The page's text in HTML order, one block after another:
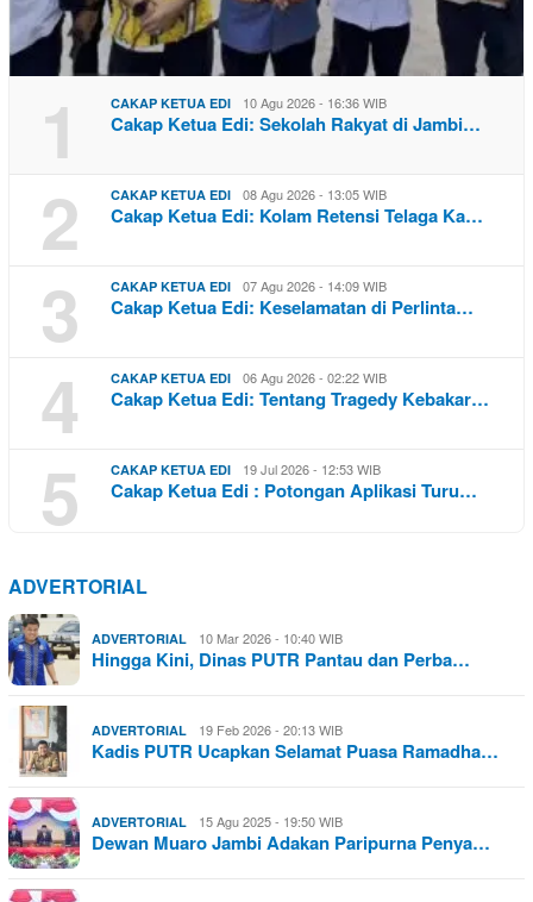
1 CAKAP KETUA EDI 10 Agu 2026 - 16:36 WIB
Cakap Ketua Edi: Sekolah Rakyat di Jambi…
2 CAKAP KETUA EDI 08 Agu 2026 - 13:05 WIB
Cakap Ketua Edi: Kolam Retensi Telaga Ka…
3 CAKAP KETUA EDI 07 Agu 2026 - 14:09 WIB
Cakap Ketua Edi: Keselamatan di Perlinta…
4 CAKAP KETUA EDI 06 Agu 2026 - 02:22 WIB
Cakap Ketua Edi: Tentang Tragedy Kebakar…
5 CAKAP KETUA EDI 19 Jul 2026 - 12:53 WIB
Cakap Ketua Edi : Potongan Aplikasi Turu…
ADVERTORIAL
ADVERTORIAL 10 Mar 2026 - 10:40 WIB
Hingga Kini, Dinas PUTR Pantau dan Perba…
ADVERTORIAL 19 Feb 2026 - 20:13 WIB
Kadis PUTR Ucapkan Selamat Puasa Ramadha…
ADVERTORIAL 15 Agu 2025 - 19:50 WIB
Dewan Muaro Jambi Adakan Paripurna Penya…